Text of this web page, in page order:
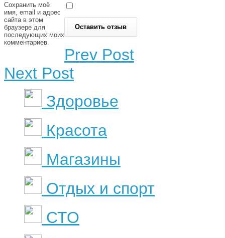
Сохранить моё
имя, email и адрес
сайта в этом
браузере для
последующих моих
комментариев.
Prev Post
Next Post
Здоровье
Красота
Магазины
Отдых и спорт
СТО